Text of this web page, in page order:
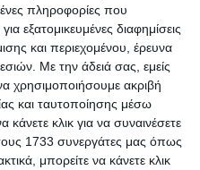
πληροφορίες που
εξατομικευμένες διαφημίσεις
και περιεχομένου, έρευνα
Με την άδειά σας, εμείς
χρησιμοποιήσουμε ακριβή
και ταυτοποίησης μέσω
κλικ για να συναινέσετε
1733 συνεργάτες μας όπως
μπορείτε να κάνετε κλικ
με μπαλτά το …